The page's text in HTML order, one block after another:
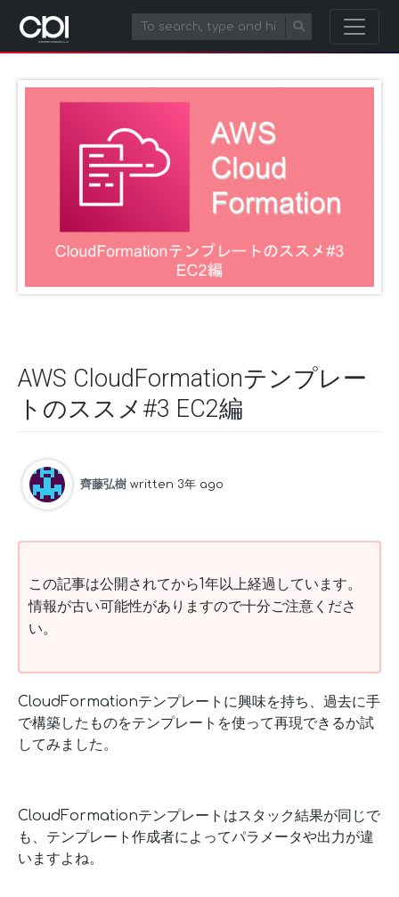
AWS CloudFormationテンプレー
トのススメ#3 EC2編
齊藤弘樹 written 3年 ago
この記事は公開されてから1年以上経過しています。
情報が古い可能性がありますので十分ご注意くださ
い。
CloudFormationテンプレートに興味を持ち、過去に手
で構築したものをテンプレートを使って再現できるか試
してみました。
CloudFormationテンプレートはスタック結果が同じで
も、テンプレート作成者によってパラメータや出力が違
いますよね。